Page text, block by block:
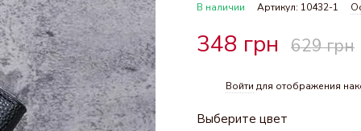
В наличии Артикул: 10432-1
348 грн 629 грн
Войти для отображения
Выберите цвет